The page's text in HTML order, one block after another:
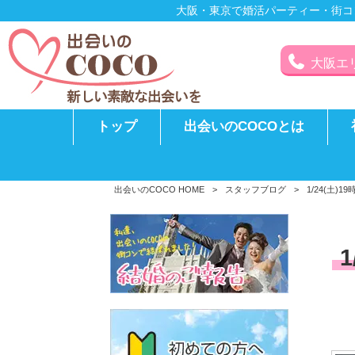
大阪・東京で婚活パーティー・街
大阪エ
トップ 出会いのCOCOとは
出会いのCOCO HOME > スタッフブログ > 1/24(土)19